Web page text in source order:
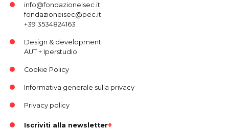
info@fondazioneisec.it
fondazioneisec@pec.it
+39 3534824163
Design & development:
AUT+ Iperstudio
Cookie Policy
Informativa generale sulla privacy
Privacy policy
Iscriviti alla newsletter